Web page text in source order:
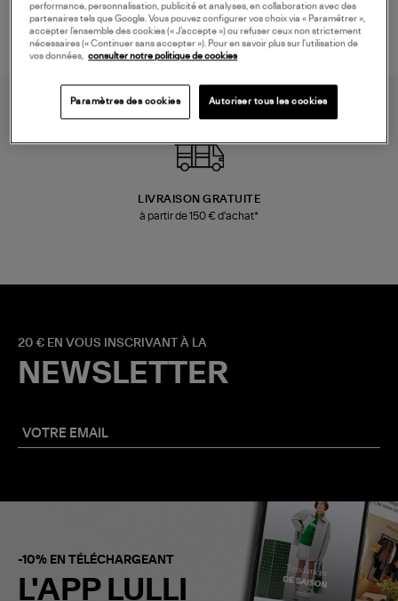
LIVRAISON GRATUITE
à partir de 150 € d'achat*
20 € EN VOUS INSCRIVANT À LA
NEWSLETTER
-10% EN TÉLÉCHARGEANT
L'APP LULLI
performance, personnalisation, publicité et analyses, en collaboration avec des
partenaires tels que Google. Vous pouvez configurer vos choix via « Paramétrer »,
accepter l’ensemble des cookies (« J’accepte ») ou refuser ceux non strictement
nécessaires (« Continuer sans accepter »). Pour en savoir plus sur l’utilisation de
vos données,
consulter notre politique de cookies
Paramètres des cookies Autoriser tous les cookies